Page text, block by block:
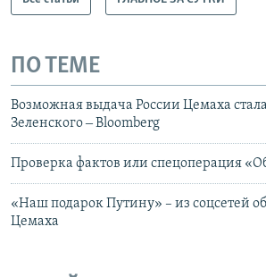
ПО ТЕМЕ
Возможная выдача России Цемаха
Зеленского ‒ Bloomberg
Проверка фактов или спецоперация
«Наш подарок Путину» – из соцсетей
Цемаха